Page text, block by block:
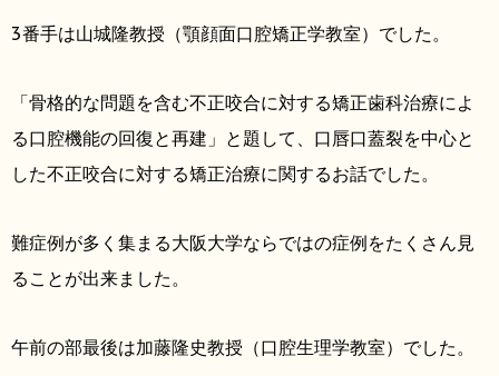
3番手は山城隆教授（顎顔面口腔矯正学教室）でした。
「骨格的な問題を含む不正咬合に対する矯正歯科治療によ
る口腔機能の回復と再建」と題して、口唇口蓋裂を中心と
した不正咬合に対する矯正治療に関するお話でした。
難症例が多く集まる大阪大学ならではの症例をたくさん見
ることが出来ました。
午前の部最後は加藤隆史教授（口腔生理学教室）でした。